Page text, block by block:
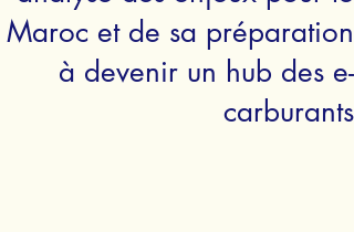
Maroc et de sa préparation
à devenir un hub des e-
carburants